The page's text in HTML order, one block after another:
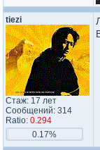
tiezi
Стаж: 17 лет
Сообщений: 314
Ratio: 0.294
0.17%